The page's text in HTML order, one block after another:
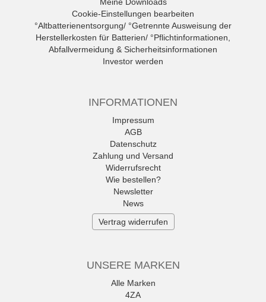
Meine Downloads
Cookie-Einstellungen bearbeiten
°Altbatterienentsorgung/ °Getrennte Ausweisung der
Herstellerkosten für Batterien/ °Pflichtinformationen,
Abfallvermeidung & Sicherheitsinformationen
Investor werden
INFORMATIONEN
Impressum
AGB
Datenschutz
Zahlung und Versand
Widerrufsrecht
Wie bestellen?
Newsletter
News
Vertrag widerrufen
UNSERE MARKEN
Alle Marken
4ZA